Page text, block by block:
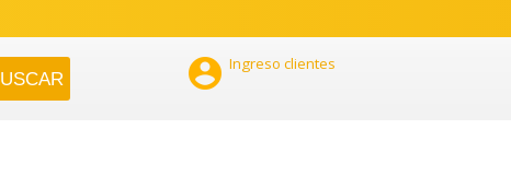
 Ingreso clientes